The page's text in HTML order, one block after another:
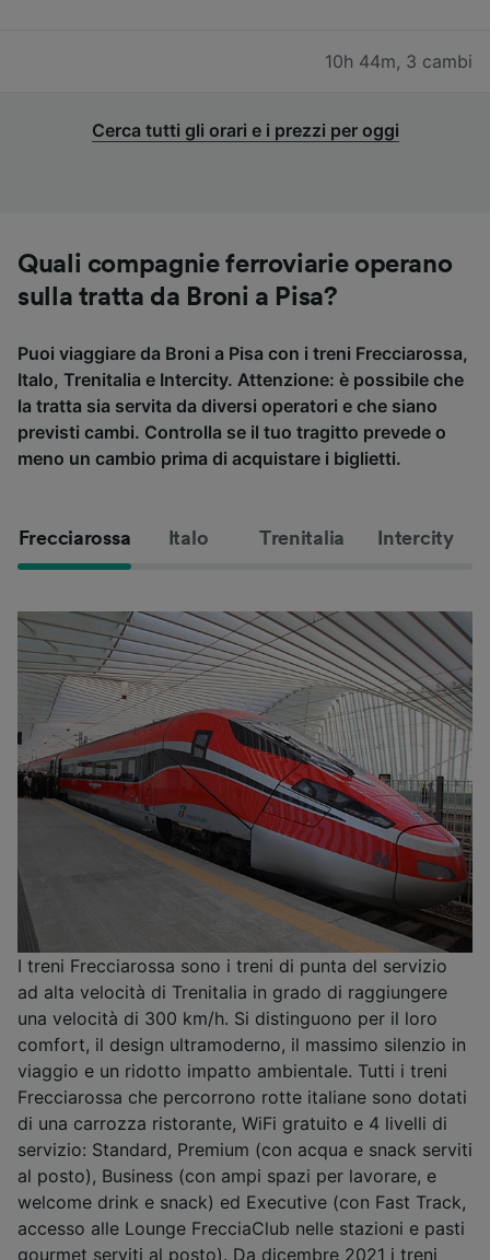
10h 44m, 3 cambi
Cerca tutti gli orari e i prezzi per oggi
Quali compagnie ferroviarie operano
sulla tratta da Broni a Pisa?
Puoi viaggiare da Broni a Pisa con i treni Frecciarossa,
Italo, Trenitalia e Intercity. Attenzione: è possibile che
la tratta sia servita da diversi operatori e che siano
previsti cambi. Controlla se il tuo tragitto prevede o
meno un cambio prima di acquistare i biglietti.
Frecciarossa Italo Trenitalia Intercity
I treni Frecciarossa sono i treni di punta del servizio
ad alta velocità di Trenitalia in grado di raggiungere
una velocità di 300 km/h. Si distinguono per il loro
comfort, il design ultramoderno, il massimo silenzio in
viaggio e un ridotto impatto ambientale. Tutti i treni
Frecciarossa che percorrono rotte italiane sono dotati
di una carrozza ristorante, WiFi gratuito e 4 livelli di
servizio: Standard, Premium (con acqua e snack serviti
al posto), Business (con ampi spazi per lavorare, e
welcome drink e snack) ed Executive (con Fast Track,
accesso alle Lounge FrecciaClub nelle stazioni e pasti
gourmet serviti al posto). Da dicembre 2021 i treni